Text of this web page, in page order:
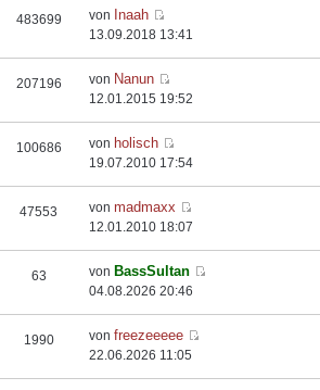
483699 von Inaah
13.09.2018 13:41
207196 von Nanun
12.01.2015 19:52
100686 von holisch
19.07.2010 17:54
47553 vonmadmaxx
12.01.2010 18:07
63 von BassSultan
04.08.2026 20:46
1990 vonfreezeeeee
22.06.2026 11:05